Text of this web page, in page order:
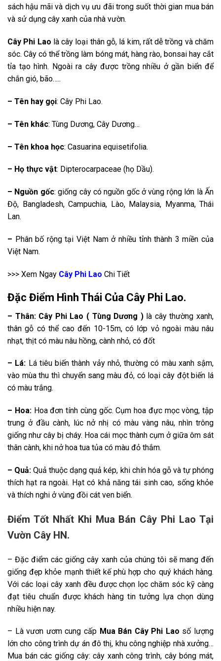
sách hậu mãi và dịch vụ ưu đãi trong suốt thời gian mua bán
và sử dụng cây xanh của nhà vườn.
Cây Phi Lao là cây loại thân gỗ, lá kim, rất dễ trồng và chăm
sóc. Cây có thể trồng làm bóng mát, hàng rào, bonsai hay cắt
tỉa tạo hình. Ngoài ra cây được trồng nhiều ở gần biển để
chắn gió, bão…..
– Tên hay gọi: Cây Phi Lao.
– Tên khác: Tùng Dương, Cây Dương…
– Tên khoa học: Casuarina equisetifolia.
– Họ thực vật: Dipterocarpaceae (họ Dầu).
– Nguồn gốc: giống cây có nguồn gốc ở vùng rộng lớn là Ấn
Độ, Bangladesh, Campuchia, Lào, Malaysia, Myanma, Thái
Lan.
– Phân bố rộng tại Việt Nam ở nhiều tỉnh thành 3 miền của
Việt Nam.
>>> Xem Ngay Cây Phi Lao Chi Tiết
Đặc Điểm Hình Thái Của Cây Phi Lao.
– Thân: Cây Phi Lao ( Tùng Dương )là cây thường xanh,
thân gỗ có thể cao đến 10-15m, có lớp vỏ ngoài màu nâu
nhạt, thịt có màu nâu hồng, cành nhỏ, có đốt
– Lá: Lá tiêu biến thành vảy nhỏ, thường có màu xanh sậm,
vào mùa thu thì chuyển sang màu đỏ, có loại cây đột biến lá
có màu trắng.
– Hoa:Hoa đơn tính cùng gốc. Cụm hoa đực mọc vòng, tập
trung ở đầu cành, lúc nở nhị có màu vàng nâu, nhìn trông
giống như cây bị cháy. Hoa cái mọc thành cụm ở giữa ôm sát
thân cành, khi nở hoa tua tủa có màu đỏ thắm.
– Quả: Quả thuộc dạng quả kép, khi chín hóa gỗ và tự phóng
thích hạt ra ngoài. Hạt có khả năng tái sinh cao, sống khỏe
và thích nghi ở vùng đồi cát ven biển.
Điểm Tốt Nhất Khi Mua Bán Cây Phi Lao Tại
Vườn Cây HN.
– Đặc điểm các giống cây xanh của chúng tôi sẽ mang đến
giống đẹp khỏe mạnh thiết kế phù hợp cho quý khách hàng.
Với các loại cây xanh đều được chọn lọc chăm sóc kỹ càng
đạt tiêu chuẩn được khách hàng tin tưởng lựa chọn dùng
nhiều hiện nay.
– Là vươn ươm cung cấpMua Bán Cây Phi Lao số lượng
lớn cho công trình dự án đô thị, khu công nghiệp nhà xưởng…
Mua bán các giống cây: cây xanh công trình, cây bóng mát,